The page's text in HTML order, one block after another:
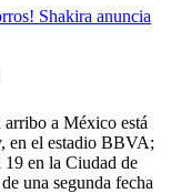
Shakira anuncia
a México está
en el estadio BBVA;
en la Ciudad de
una segunda fecha